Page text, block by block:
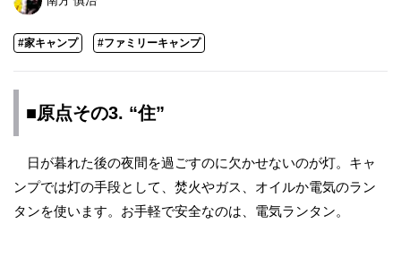
#家キャンプ #ファミリーキャンプ
■原点その3. “住”
日が暮れた後の夜間を過ごすのに欠かせないのが灯。キャ
ンプでは灯の手段として、焚火やガス、オイルか電気のラン
タンを使います。お手軽で安全なのは、電気ランタン。